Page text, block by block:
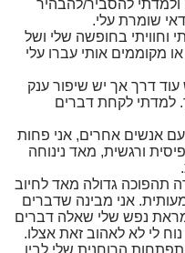
להסביר/להבהיר
שומרת עלי.
וחוויתי בחופשה שלי ושל
מקוממים אותי עברו עלי
עוד דרך אך יש שיפור ענק
למדתי לקחת דברים
אנשים אחרים, אני פחות
ורגשית, מאד נינוחה
תהפוכה גדולה מאד לחיוב
אני מבינה שדברים
מראת נפש שלי שאלה דברים
לי לא לאהוב זאת אצלו.
הרוחנית שלי לבין